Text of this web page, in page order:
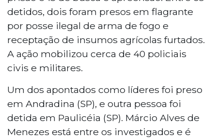
detidos, dois foram presos em flagrante
por posse ilegal de arma de fogo e
receptação de insumos agrícolas furtados.
A ação mobilizou cerca de 40 policiais
civis e militares.
Um dos apontados como líderes foi preso
em Andradina (SP), e outra pessoa foi
detida em Paulicéia (SP). Márcio Alves de
Menezes está entre os investigados e é